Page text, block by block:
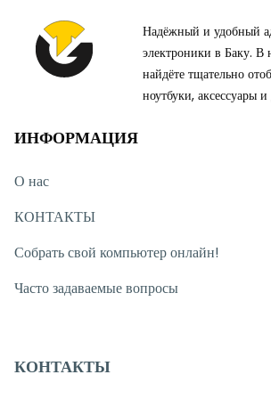
Надёжный и удобный
электроники в Баку.
найдёте тщательно
ноутбуки, аксессуары
ИНФОРМАЦИЯ
О нас
КОНТАКТЫ
Собрать свой компьютер онлайн!
Часто задаваемые вопросы
КОНТАКТЫ